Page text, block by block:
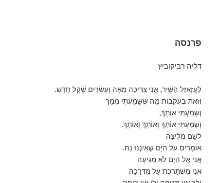
פרנסה
דליה רביקוביץ
לַעֲזָאזֵל הַשִּׁיר, אֲנִי צְרִיכָה מֵאָה וְעֶשְׂרִים שֶׁקֶל חָדָשׁ.
וְזֹאת בְּעִקְּבוֹת מַה שֶּׁשָּׁמַעְתִּי מִמֵּךְ
וְשָׁמַעְתִּי אוֹתָךְ,
וְשָׁמַעְתִּי אוֹתָךְ וְאוֹתָךְ וְאוֹתָךְ.
לְשֵׁם מְלִיצָה
אוֹמְרִים עַל הַיָּם שֶׁאֵינֶנּוּ נָח.
אֲנִי אֶל הַיָּם לֹא מַגִּיעָה
אֲנִי מִשְׂתָּרֶכֶת עַל מִדְרָכָה